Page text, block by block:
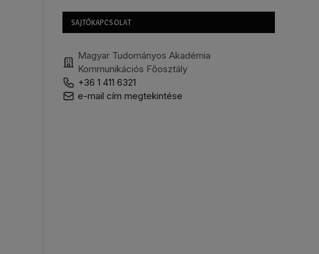
SAJTÓKAPCSOLAT
Magyar Tudományos Akadémia
Kommunikációs Főosztály
+36 1 411 6321
e-mail cím megtekintése